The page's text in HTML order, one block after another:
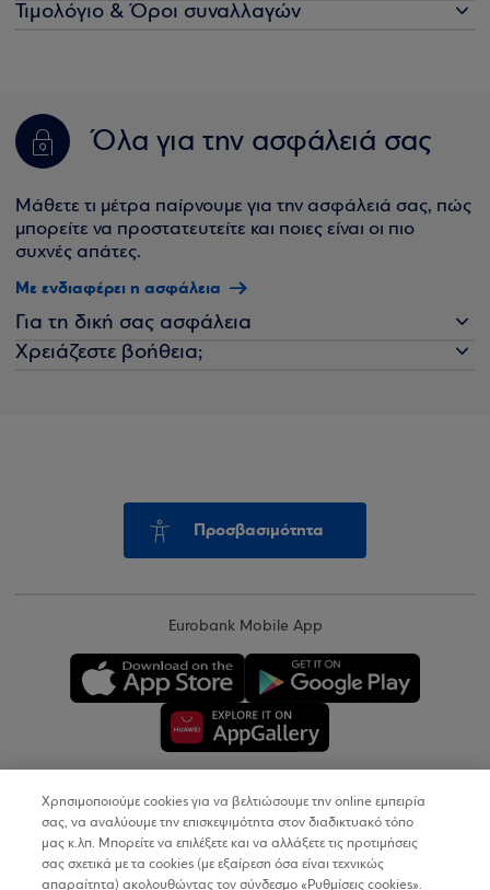
Τιμολόγιο & Όροι συναλλαγών
Όλα για την ασφάλειά σας
Μάθετε τι μέτρα παίρνουμε για την ασφάλειά σας, πώς
μπορείτε να προστατευτείτε και ποιες είναι οι πιο
συχνές απάτες.
Με ενδιαφέρει η ασφάλεια
Για τη δική σας ασφάλεια
Χρειάζεστε βοήθεια;
Προσβασιμότητα
Eurobank Mobile App
Copyright © 2026
Όροι Χρήσης
Χρησιμοποιούμε cookies για να βελτιώσουμε την online εμπειρία
σας, να αναλύουμε την επισκεψιμότητα στον διαδικτυακό τόπο
μας κ.λπ. Μπορείτε να επιλέξετε και να αλλάξετε τις προτιμήσεις
σας σχετικά με τα cookies (με εξαίρεση όσα είναι τεχνικώς
απαραίτητα) ακολουθώντας τον σύνδεσμο «Ρυθμίσεις cookies».